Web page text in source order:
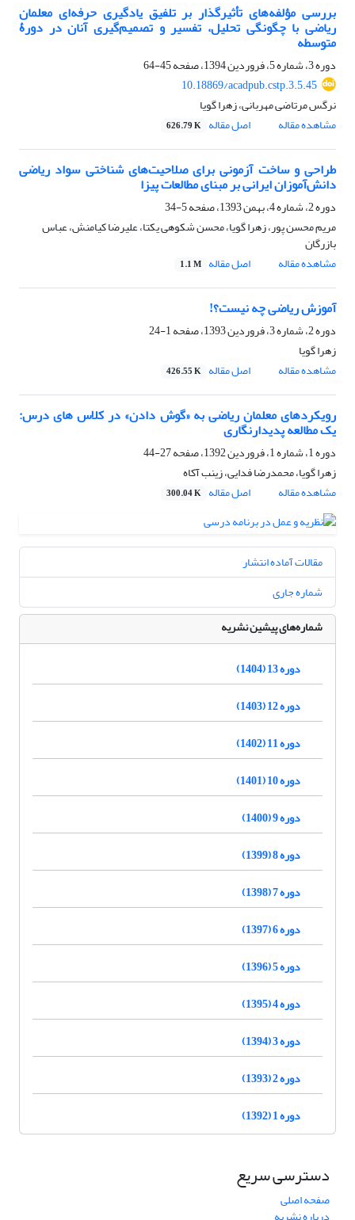
بررسی مؤلفه‌های تأثیرگذار بر تلفیق یادگیری حرفه‌ای معلمان
ریاضی با چگونگی تحلیل، تفسیر و تصمیم‌گیری آنان در دورۀ
متوسطه
دوره 3، شماره 5، فروردین 1394، صفحه
45-64
‎10.18869/acadpub.cstp.3.5.45
نرگس مرتاضی مهربانی، زهرا گویا
مشاهده مقاله
اصل مقاله 626.79 K
طراحی و ساخت آزمونی برای صلاحیت‌های شناختی سواد ریاضی
دانش‌آموزان ایرانی بر مبنای مطالعات پیزا
دوره 2، شماره 4، بهمن 1393، صفحه
5-34
مریم محسن پور، زهرا گویا، محسن شکوهی یکتا، علیرضا کیامنش، عباس
بازرگان
مشاهده مقاله
اصل مقاله 1.1 M
آموزش ریاضی چه نیست؟!
دوره 2، شماره 3، فروردین 1393، صفحه
1-24
زهرا گویا
مشاهده مقاله
اصل مقاله 426.55 K
رویکردهای معلمان ریاضی به «گوش ‏دادن» در کلاس ‏های درس:
یک مطالعه پدیدارنگاری
دوره 1، شماره 1، فروردین 1392، صفحه
27-44
زهرا گویا، محمدرضا فدایی، زینب آکاه
مشاهده مقاله
اصل مقاله 300.04 K
مقالات آماده انتشار
شماره جاری
شماره‌های پیشین نشریه
دوره 13 (1404)
دوره 12 (1403)
دوره 11 (1402)
دوره 10 (1401)
دوره 9 (1400)
دوره 8 (1399)
دوره 7 (1398)
دوره 6 (1397)
دوره 5 (1396)
دوره 4 (1395)
دوره 3 (1394)
دوره 2 (1393)
دوره 1 (1392)
دسترسی سریع
صفحه اصلی